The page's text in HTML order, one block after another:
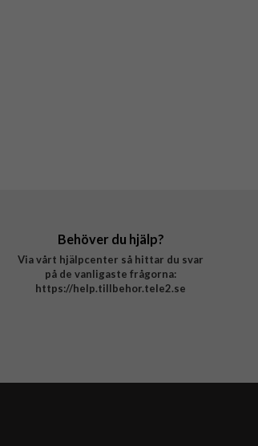
Behöver du hjälp?
Via vårt hjälpcenter så hittar du svar
på de vanligaste frågorna:
https://help.tillbehor.tele2.se